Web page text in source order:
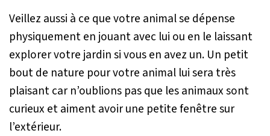
Veillez aussi à ce que votre animal se dépense
physiquement en jouant avec lui ou en le laissant
explorer votre jardin si vous en avez un. Un petit
bout de nature pour votre animal lui sera très
plaisant car n’oublions pas que les animaux sont
curieux et aiment avoir une petite fenêtre sur
l’extérieur.